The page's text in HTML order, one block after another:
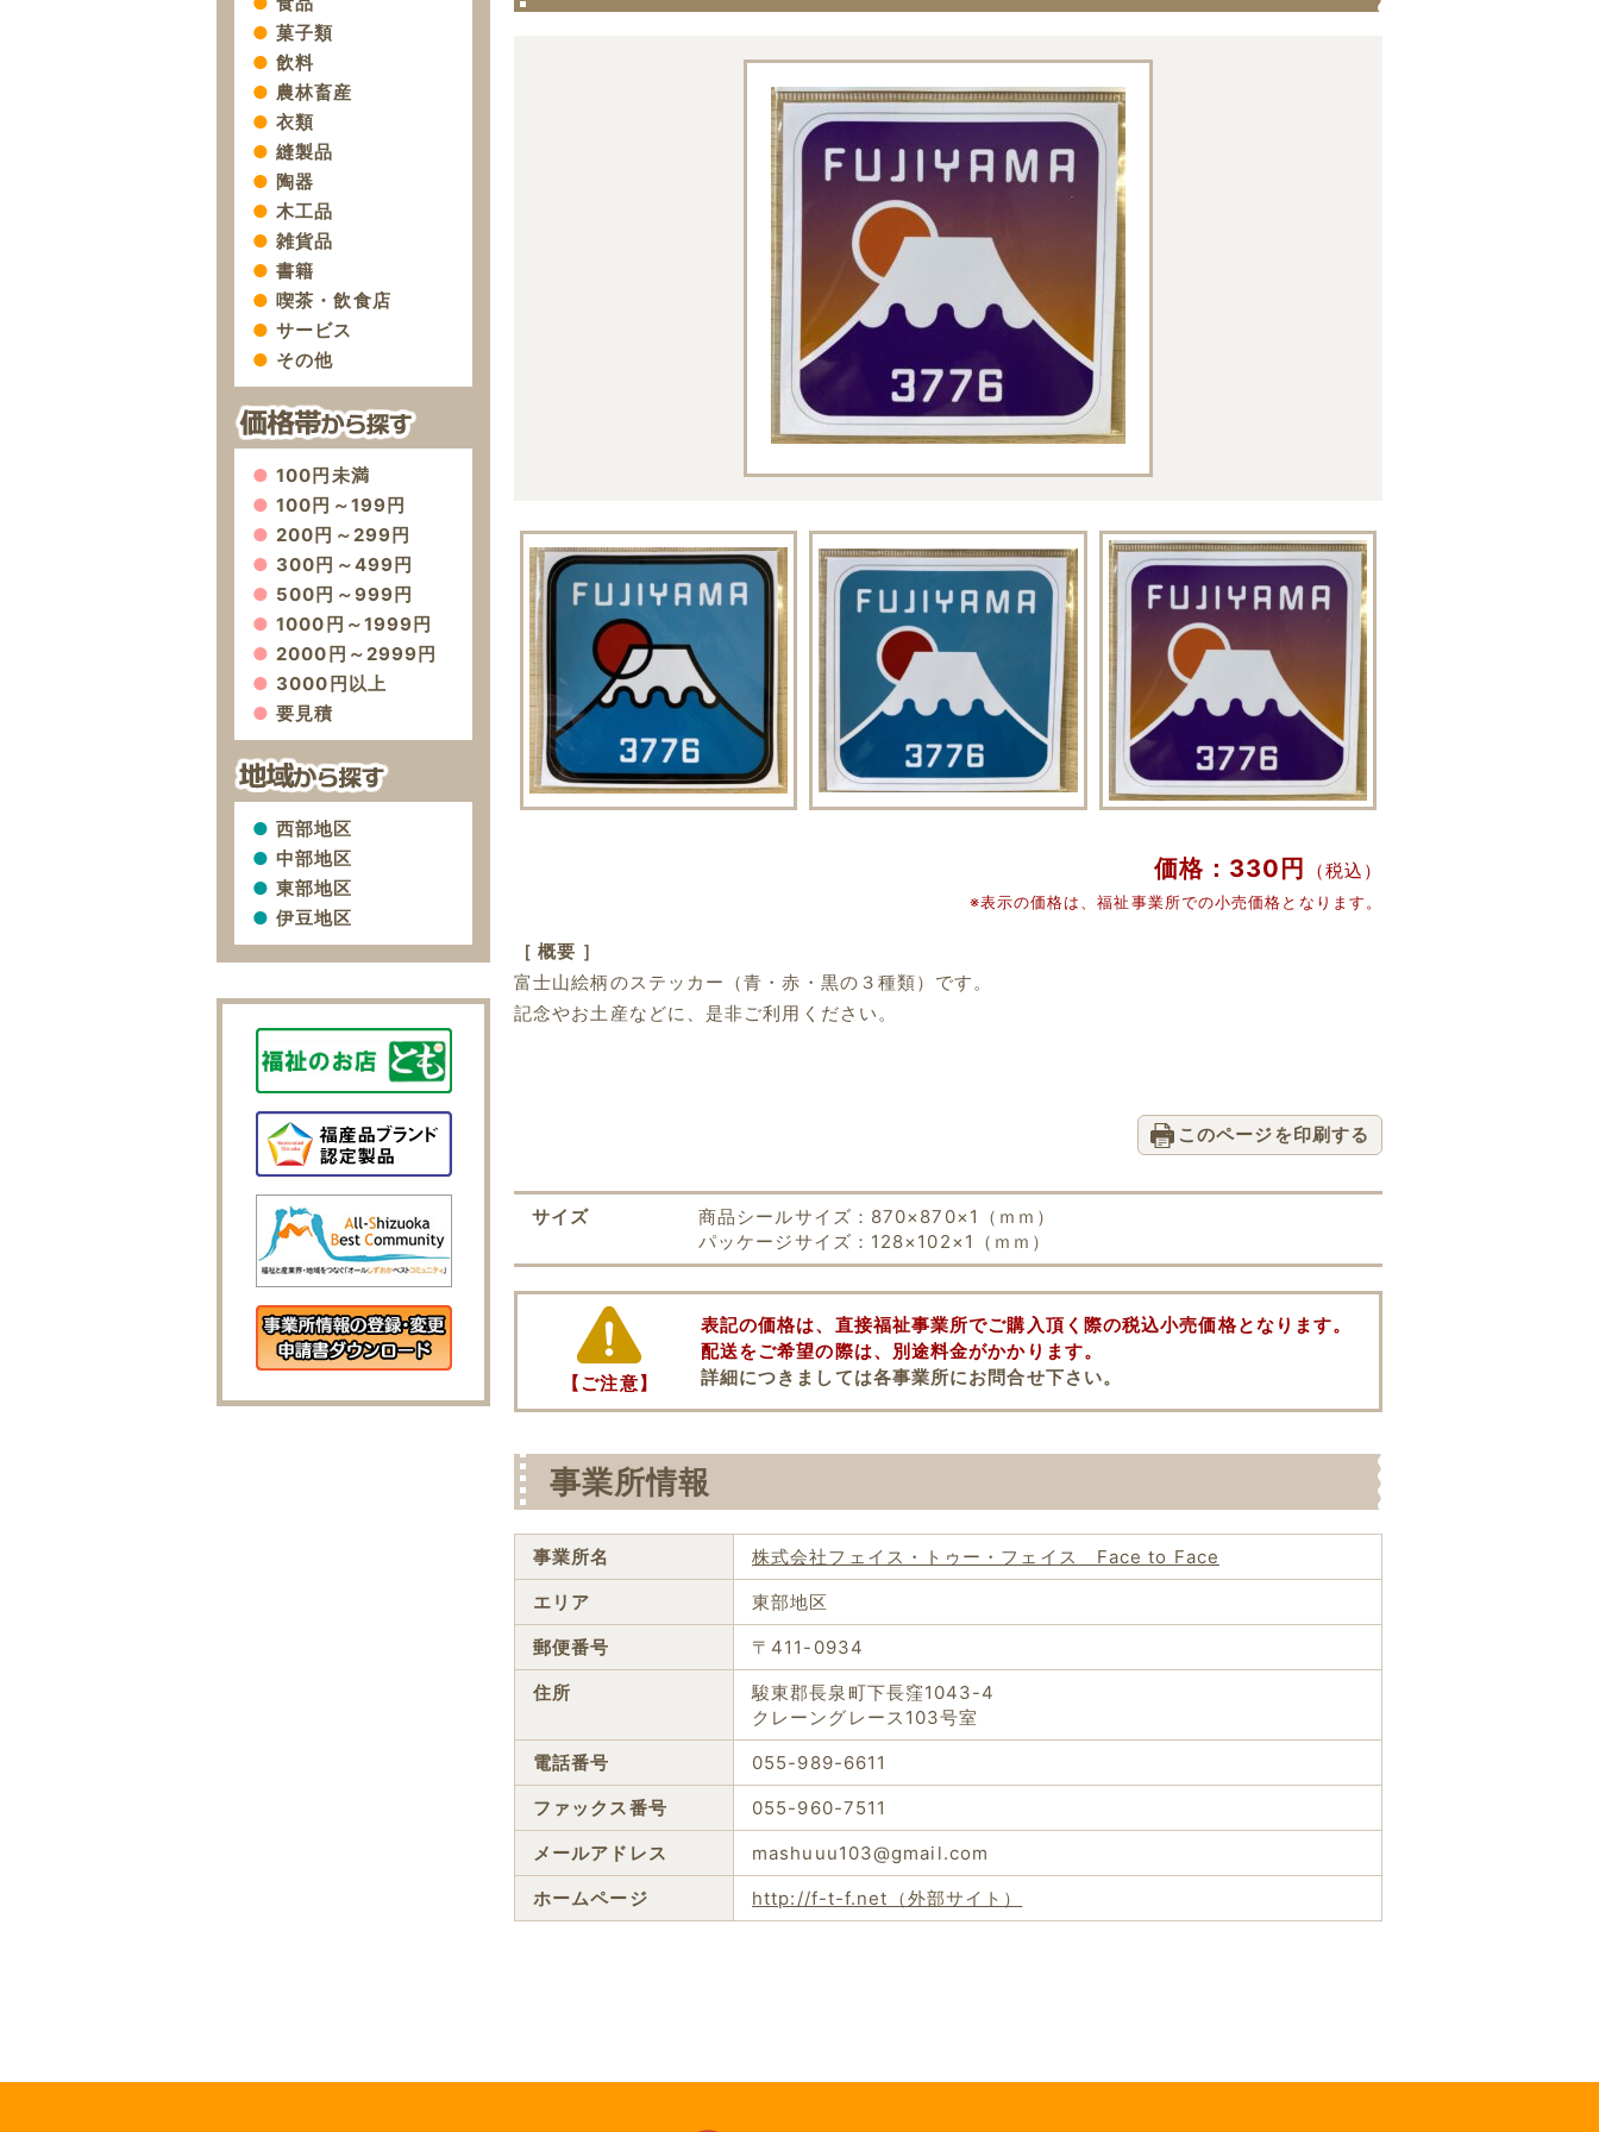
価格：330円 （税込）
※表示の価格は、福祉事業所での小売価格となります。
［ 概要 ］
富士山絵柄のステッカー（青・赤・黒の３種類）です。
記念やお土産などに、是非ご利用ください。
このページを印刷する
サイズ
商品シールサイズ：870×870×1（ｍｍ）
パッケージサイズ：128×102×1（ｍｍ）
【ご注意】
表記の価格は、直接福祉事業所でご購入頂く際の税込小売価格となります。
配送をご希望の際は、別途料金がかかります。
詳細につきましては各事業所にお問合せ下さい。
事業所情報
事業所名
株式会社フェイス・トゥー・フェイス Face to Face
エリア
東部地区
郵便番号
〒411-0934
住所
駿東郡長泉町下長窪1043-4
クレーングレース103号室
電話番号
055-989-6611
ファックス番号
055-960-7511
メールアドレス
mashuuu103@gmail.com
ホームページ
http://f-t-f.net（外部サイト）
菓子類
飲料
農林畜産
衣類
縫製品
陶器
木工品
雑貨品
書籍
喫茶・飲食店
サービス
その他
100円未満
100円～199円
200円～299円
300円～499円
500円～999円
1000円～1999円
2000円～2999円
3000円以上
要見積
西部地区
中部地区
東部地区
伊豆地区